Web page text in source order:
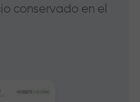
conservado en el